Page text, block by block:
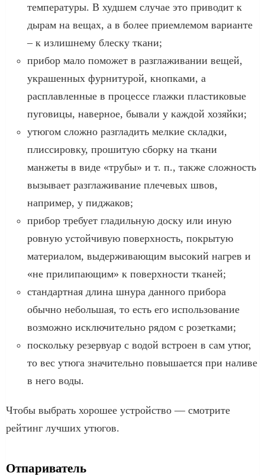
температуры. В худшем случае это приводит к
дырам на вещах, а в более приемлемом варианте
– к излишнему блеску ткани;
прибор мало поможет в разглаживании вещей,
украшенных фурнитурой, кнопками, а
расплавленные в процессе глажки пластиковые
пуговицы, наверное, бывали у каждой хозяйки;
утюгом сложно разгладить мелкие складки,
плиссировку, прошитую сборку на ткани
манжеты в виде «трубы» и т. п., также сложность
вызывает разглаживание плечевых швов,
например, у пиджаков;
прибор требует гладильную доску или иную
ровную устойчивую поверхность, покрытую
материалом, выдерживающим высокий нагрев и
«не прилипающим» к поверхности тканей;
стандартная длина шнура данного прибора
обычно небольшая, то есть его использование
возможно исключительно рядом с розетками;
поскольку резервуар с водой встроен в сам утюг,
то вес утюга значительно повышается при наливе
в него воды.
Чтобы выбрать хорошее устройство — смотрите
рейтинг лучших утюгов.
Отпариватель